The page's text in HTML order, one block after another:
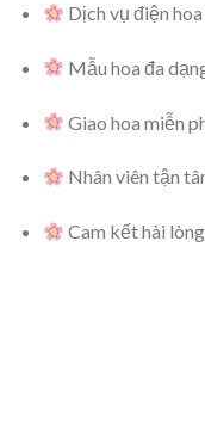
Dịch vụ điện
Mẫu hoa đa
Giao hoa miễn
Nhân viên tận
Cam kết hài